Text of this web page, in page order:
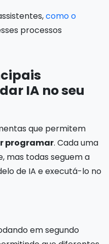
como o
processos
IA no seu
que permitem
programar. Cada uma
mas todas seguem a
de IA e executá-lo no
em segundo